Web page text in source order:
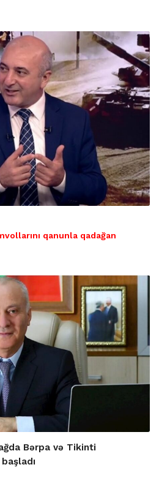
qanunla qadağan
Bərpa və Tikinti